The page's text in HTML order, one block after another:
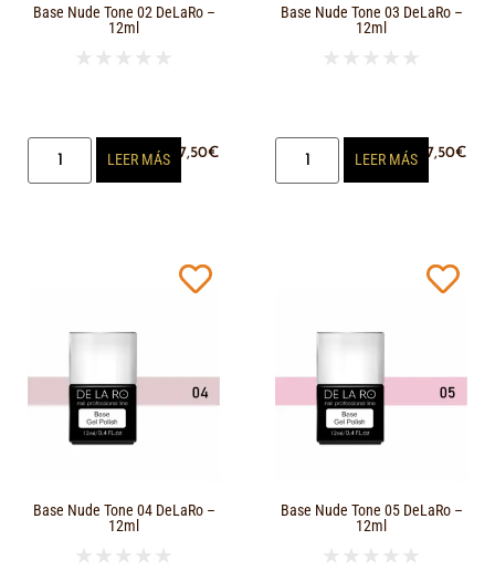
Base Nude Tone 02 DeLaRo –
12ml
★ ★ ★ ★ ★
17,50€
LEER MÁS
Base Nude Tone 03 DeLaRo –
12ml
★ ★ ★ ★ ★
17,50€
LEER MÁS
Base Nude Tone 04 DeLaRo –
12ml
★ ★ ★ ★ ★
Base Nude Tone 05 DeLaRo –
12ml
★ ★ ★ ★ ★